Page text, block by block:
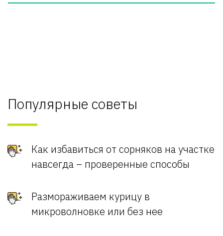
Популярные советы
Как избавиться от сорняков на участке
навсегда – проверенные способы
Размораживаем курицу в
микроволновке или без нее